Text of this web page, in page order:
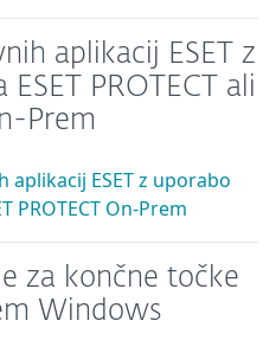
aplikacij ESET z
PROTECT ali
Prem
ESET z uporabo
PROTECT On-Prem
za končne točke
Windows